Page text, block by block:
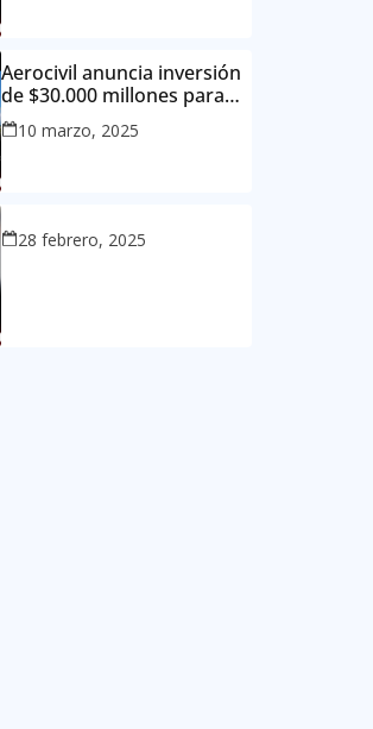
Aerocivil anuncia inversión
de $30.000 millones para
garantizar operación del
aeropuerto Alfonso Bonilla
10 marzo, 2025
28 febrero, 2025